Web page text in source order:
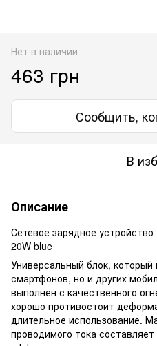
Нет в наличии
463 грн
Сообщить,
В
Описание
Сетевое зарядное
20W blue
Универсальный блок,
смартфонов, но и других
выполнен с качественного
хорошо противостоит
длительное использование.
проводимого тока